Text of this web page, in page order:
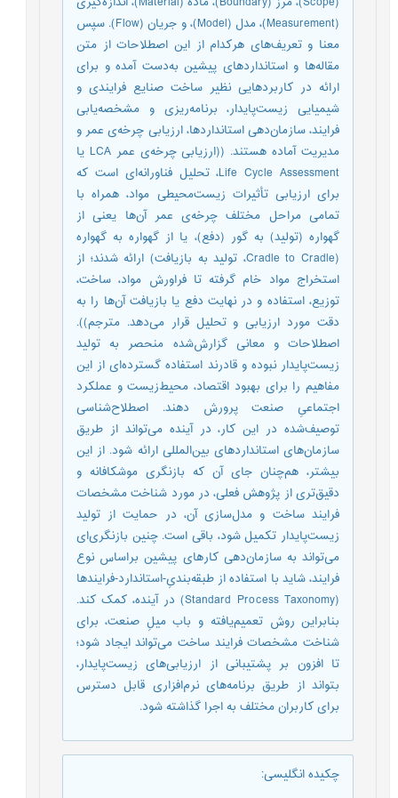
(Measurement)، مدل (Model)، و جریان (Flow). سپس
معنا و تعریف‌های هرکدام از این اصطلاحات از متن
مقاله‌ها و استانداردهای پیشین به‌‌دست آمده و برای
ارائه در کاربردهایی نظیر ساخت صنایع فرایندی و
شیمیایی زیست‌پایدار، برنامه‌ریزی و مشخصه‌یابی
فرایند، سازمان‌دهی استانداردها، ارزیابی چرخه‌ی عمر و
مدیریت آماده هستند. ((ارزیابی چرخه‌ی عمر LCA یا
Life Cycle Assessment، تحلیل فناورانه‌ای است که
برای ارزیابی تأثیرات زیست‌محیطی مواد، همراه با
تمامی مراحل مختلف چرخه‌ی عمر آن‌ها یعنی از
گهواره (تولید) به گور (دفع)، یا از گهواره به گهواره
(Cradle to Cradle، تولید به بازیافت) ارائه شدند؛ از
استخراج مواد خام گرفته تا فراورش مواد، ساخت،
توزیع، استفاده و در نهایت دفع یا بازیافت آن‌ها را به
دقت مورد ارزیابی و تحلیل قرار می‌دهد. مترجم)).
اصطلاحات و معانی گزارش‌شده منحصر به تولید
زیست‌پایدار نبوده و قادرند استفاده گسترده‌ای از این
مفاهیم را برای بهبود اقتصاد، محیط‌زیست و عملکرد
اجتماعیِ صنعت پرورش دهند. اصطلاح‌شناسی
توصیف‌شده در این کار، در آینده می‌تواند از طریق
سازمان‌‌های استانداردهای بین‌‌المللی ارائه شود. از این
بیشتر، هم‌‌چنان جای آن که بازنگری موشکافانه و
دقیق‌تری از پژوهش فعلی، در مورد شناخت مشخصات
فرایند ساخت و مدل‌سازی آن، در حمایت از تولید
زیست‌پایدار تکمیل شود، باقی است. چنین بازنگری‌ای
می‌تواند به سازمان‌دهی کارهای پیشین براساس نوع
فرایند، شاید با استفاده از طبقه‌بندیِ-استاندارد-فرایندها
(Standard Pro cess Taxonomy) در آینده، کمک کند.
بنابراین روش تعمیم‌یافته و باب میلِ صنعت، برای
شناخت مشخصات فرایند ساخت می‌تواند ایجاد شود؛
تا افزون بر پشتیبانی از‌ ارزیابی‌های زیست‌پایدار،
بتواند از طریق برنامه‌های نرم‌افزاری قابل دسترس
برای کاربران مختلف به اجرا گذاشته شود.
چکیده انگلیسی: